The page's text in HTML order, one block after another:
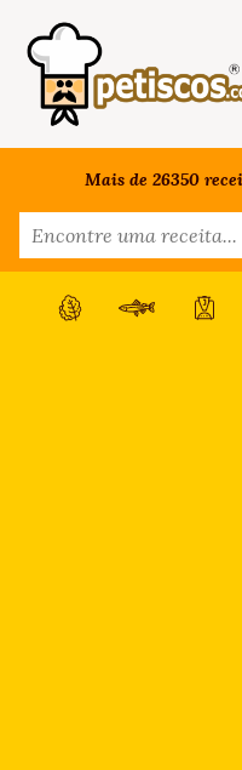
Mais de 26350